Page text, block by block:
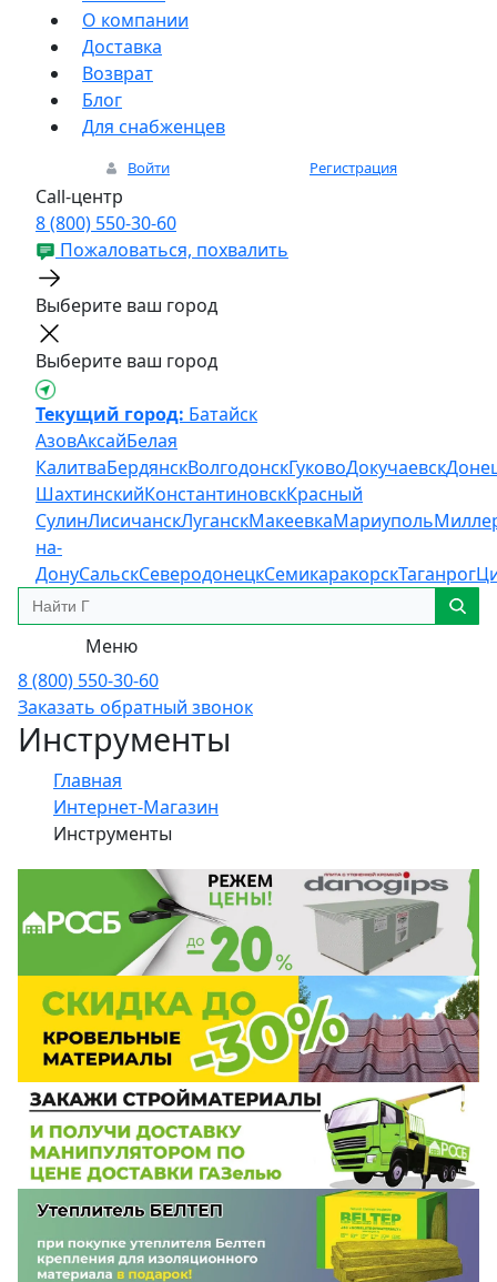
О компании
Доставка
Возврат
Блог
Для снабженцев
Войти Регистрация
Call-центр
8 (800) 550-30-60
Пожаловаться, похвалить
Выберите ваш город
Выберите ваш город
Текущий город: Батайск
АзовАксайБелая
КалитваБердянскВолгодонскГуковоДокучаевск
ШахтинскийКонстантиновскКрасный
СулинЛисичанскЛуганскМакеевкаМариуполь
на-
ДонуСальскСеверодонецкСемикаракорскТаганрог
Меню
8 (800) 550-30-60
Заказать обратный звонок
Инструменты
Главная
Интернет-Магазин
Инструменты